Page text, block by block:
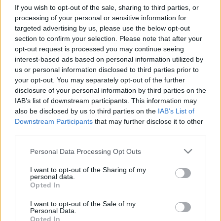
If you wish to opt-out of the sale, sharing to third parties, or
processing of your personal or sensitive information for
targeted advertising by us, please use the below opt-out
section to confirm your selection. Please note that after your
opt-out request is processed you may continue seeing
interest-based ads based on personal information utilized by
us or personal information disclosed to third parties prior to
your opt-out. You may separately opt-out of the further
disclosure of your personal information by third parties on the
IAB’s list of downstream participants. This information may
also be disclosed by us to third parties on the IAB’s List of
Downstream Participants that may further disclose it to other
Personal Data Processing Opt Outs
I want to opt-out of the Sharing of my
personal data.
Opted In
I want to opt-out of the Sale of my
Personal Data.
Opted In
AFFICHER LA CARTE
Mots-clés : sortir famille montpellier , Lansargues,Petits
Fermiers Lansargues ,Hérault,Chasse aux œufs, activité
enfant montpellier,sortie en famille,que faire pendant les
vacances de paques
À LIRE AUSSI...